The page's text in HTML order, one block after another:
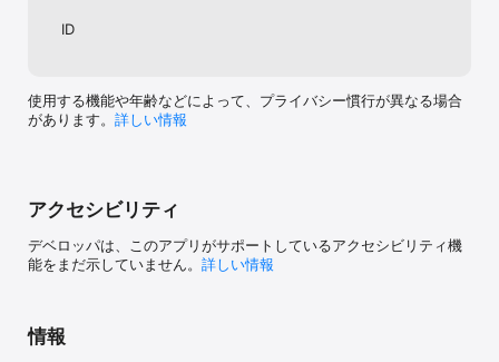
MEDIHEAL（メディヒール）、 CNP Laboratory、ドクタージャル
ル）、SHIEIDO GINZA TOKYO、cle de peau beaute(クレ・ド・
ポー ボーテ)、bare Minerals(ベアミネラル)、IPSA(イプサ)、
LAURA MERCIER(ローラ メルシエ)、NARS(ナーズ)、HAKU(ハ
ク)、ADDICTION(アディクション)、雪肌精(せっきせい)、
ALBION(アルビオン)、IGNIS(イグニス)、Elegance(エレガンス)、
Paul & JOE（ポール＆ジョー）、ANNA SUI(アナ スイ)、Les
Merveillerses LADURÉE(レ・メルヴェイユーズ ラデュレ)、
ID
使用する機能や年齢などによって、プライバシー慣行が異なる場合
があります。 詳しい情報
アクセシビリティ
デベロッパは、このアプリがサポートしているアクセシビリティ機
能をまだ示していません。 詳しい情報
情報